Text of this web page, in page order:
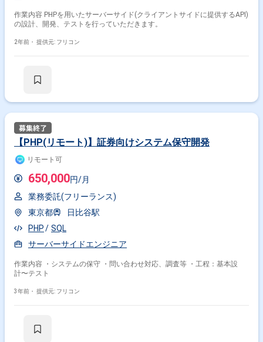
作業内容 PHPを用いたサーバーサイド(クライアントサイドに提供するAPI)
の設計、開発、テストを行っていただきます。
2年前・ 提供元: フリコン
【PHP(リモート)】証券向けシステム保守開発
リモート可
650,000円/月
業務委託(フリーランス)
東京都
日比谷駅
PHP
SQL
サーバーサイドエンジニア
作業内容 ・システムの保守 ・問い合わせ対応、調査等 ・工程：基本設
計〜テスト
3年前・ 提供元: フリコン